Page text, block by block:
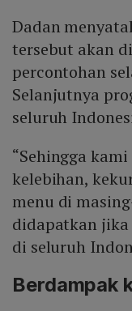
Dadan
tersebut akan
percontohan
Selanjutnya
seluruh
“Sehingga
kelebihan,
menu di
didapatkan jika
di seluruh
Berdampak